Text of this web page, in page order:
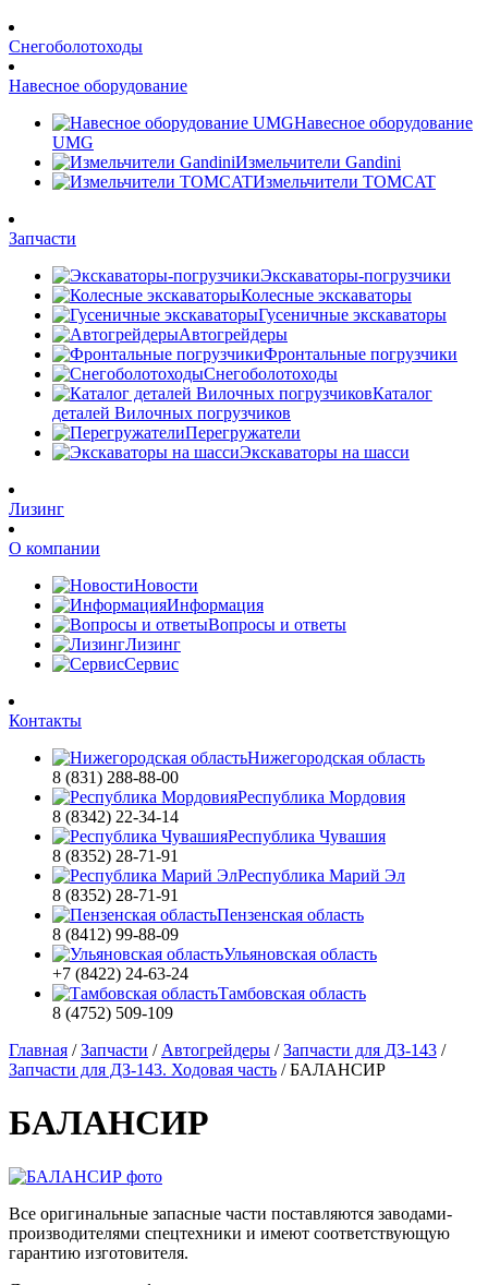
Снегоболотоходы
Навесное оборудование
Навесное оборудование
UMG
Измельчители Gandini
Измельчители TOMCAT
Запчасти
Экскаваторы-погрузчики
Колесные экскаваторы
Гусеничные экскаваторы
Автогрейдеры
Фронтальные погрузчики
Снегоболотоходы
Каталог
деталей Вилочных погрузчиков
Перегружатели
Экскаваторы на шасси
Лизинг
О компании
Новости
Информация
Вопросы и ответы
Лизинг
Сервис
Контакты
Нижегородская область
8 (831) 288-88-00
Республика Мордовия
8 (8342) 22-34-14
Республика Чувашия
8 (8352) 28-71-91
Республика Марий Эл
8 (8352) 28-71-91
Пензенская область
8 (8412) 99-88-09
Ульяновская область
+7 (8422) 24-63-24
Тамбовская область
8 (4752) 509-109
Главная /Запчасти / Автогрейдеры /Запчасти для ДЗ-143 /
Запчасти для ДЗ-143. Ходовая часть /БАЛАНСИР
БАЛАНСИР
Все оригинальные запасные части поставляются заводами-
производителями спецтехники и имеют соответствующую
гарантию изготовителя.